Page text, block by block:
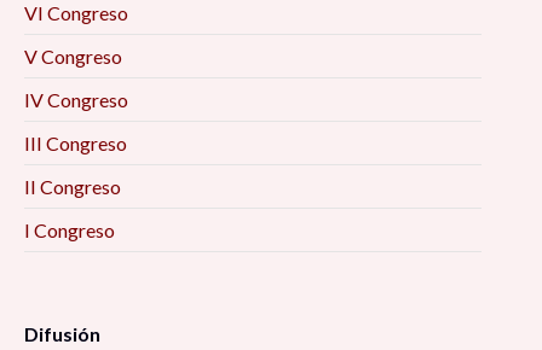
VI Congreso
V Congreso
IV Congreso
III Congreso
II Congreso
I Congreso
Difusión